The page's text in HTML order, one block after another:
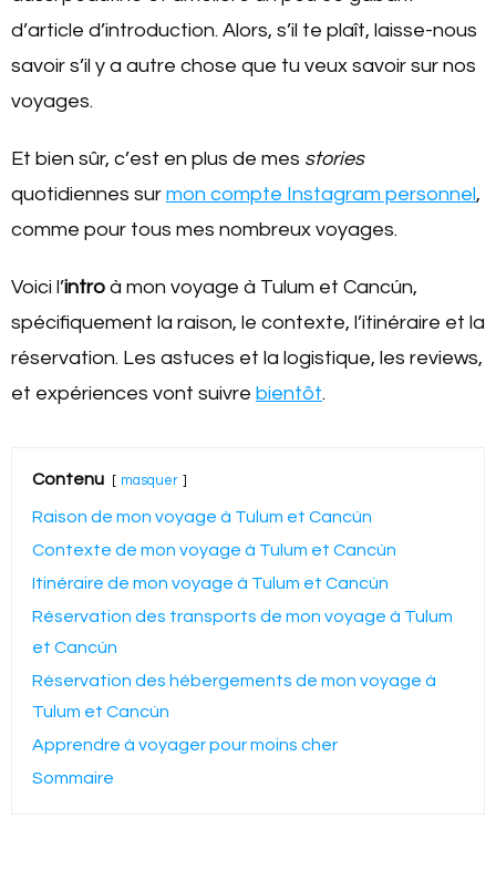
d’article d’introduction. Alors, s’il te plaît, laisse-nous
savoir s’il y a autre chose que tu veux savoir sur nos
voyages.
Et bien sûr, c’est en plus de mes stories
quotidiennes sur mon compte Instagram personnel,
comme pour tous mes nombreux voyages.
Voici l’intro à mon voyage à Tulum et Cancún,
spécifiquement la raison, le contexte, l’itinéraire et la
réservation. Les astuces et la logistique, les reviews,
et expériences vont suivre bientôt.
Contenu masquer
Raison de mon voyage à Tulum et Cancún
Contexte de mon voyage à Tulum et Cancún
Itinéraire de mon voyage à Tulum et Cancún
Réservation des transports de mon voyage à Tulum
et Cancún
Réservation des hébergements de mon voyage à
Tulum et Cancún
Apprendre à voyager pour moins cher
Sommaire